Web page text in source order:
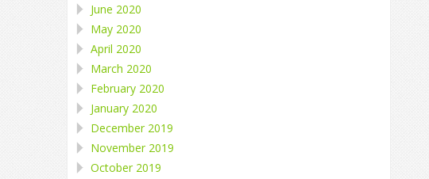
June 2020
May 2020
April 2020
March 2020
February 2020
January 2020
December 2019
November 2019
October 2019